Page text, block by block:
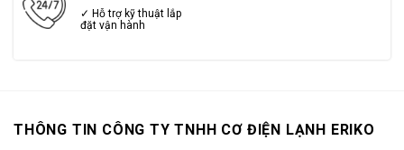
✓ Hỗ trợ kỹ thuật lắp
đặt vận hành
THÔNG TIN CÔNG TY TNHH CƠ ĐIỆN LẠNH ERIKO